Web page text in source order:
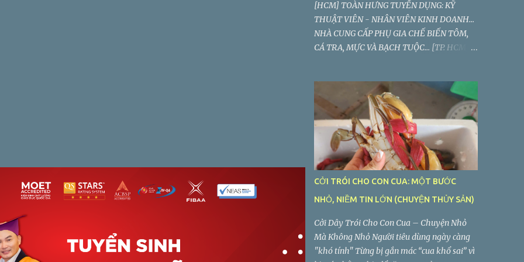
[HCM] TOÀN HƯNG TUYỂN DỤNG: KỸ
THUẬT VIÊN - NHÂN VIÊN KINH DOANH...
NHÀ CUNG CẤP PHỤ GIA CHẾ BIẾN TÔM,
CÁ TRA, MỰC VÀ BẠCH TUỘC... [TP. HCM]
CỞI TRÓI CHO CON CUA: MỘT BƯỚC
NHỎ, NIỀM TIN LỚN (CHUYỆN THỦY SẢN)
Cởi Dây Trói Cho Con Cua – Chuyện Nhỏ
Mà Không Nhỏ Người tiêu dùng ngày càng
"khó tính" Từng bị gắn mác “cua khổ sai” vì